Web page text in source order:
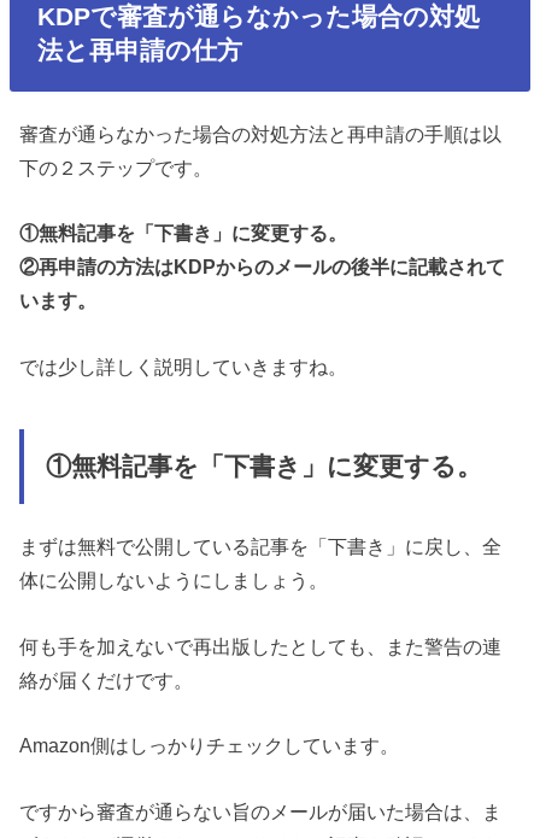
KDPで審査が通らなかった場合の対処
法と再申請の仕方
審査が通らなかった場合の対処方法と再申請の手順は以
下の２ステップです。
①無料記事を「下書き」に変更する。
②再申請の方法はKDPからのメールの後半に記載されて
います。
では少し詳しく説明していきますね。
①無料記事を「下書き」に変更する。
まずは無料で公開している記事を「下書き」に戻し、全
体に公開しないようにしましょう。
何も手を加えないで再出版したとしても、また警告の連
絡が届くだけです。
Amazon側はしっかりチェックしています。
ですから審査が通らない旨のメールが届いた場合は、
ま